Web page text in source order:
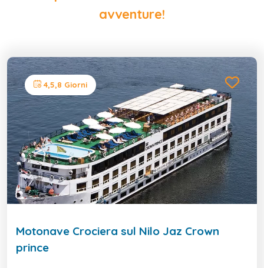
avventure!
4,5,8 Giorni
Motonave Crociera sul Nilo Jaz Crown
prince